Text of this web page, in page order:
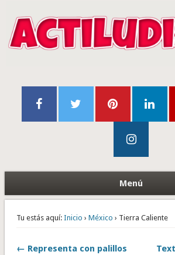
Menú
Tu estás aquí: Inicio › México › Tierra Caliente
← Representa con palillos